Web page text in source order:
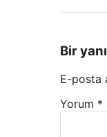
Bir
E-posta
Yorum *